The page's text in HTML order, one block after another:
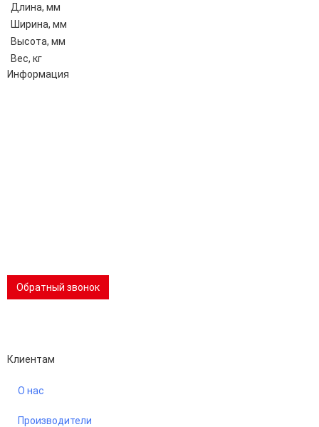
Длина, мм
Ширина, мм
Высота, мм
Вес, кг
Информация
Обратный звонок
Клиентам
О нас
Производители